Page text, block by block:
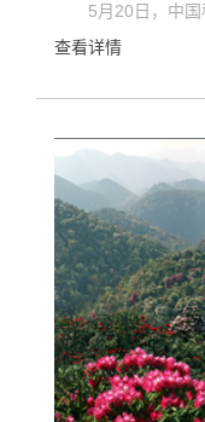
查看详情